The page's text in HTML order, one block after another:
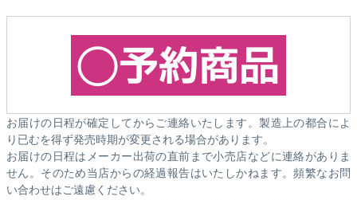
お届けの日程が確定してからご連絡いたします。製造上の都合によ
り已むを得ず発売時期が変更される場合があります。
お届けの日程はメーカー出荷の直前まで小売店などに連絡がありま
せん。そのため当店からの経過報告はいたしかねます。頻繁なお問
い合わせはご遠慮ください。